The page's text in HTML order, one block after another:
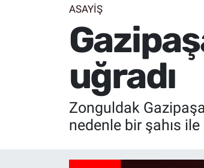
ASAYİŞ
uğradı
Zonguldak
nedenle bir şahıs